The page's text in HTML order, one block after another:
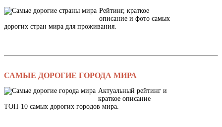
Рейтинг, краткое
описание и фото самых
дорогих стран мира для проживания.
САМЫЕ ДОРОГИЕ ГОРОДА МИРА
Актуальный рейтинг и
краткое описание
ТОП-10 самых дорогих городов мира.